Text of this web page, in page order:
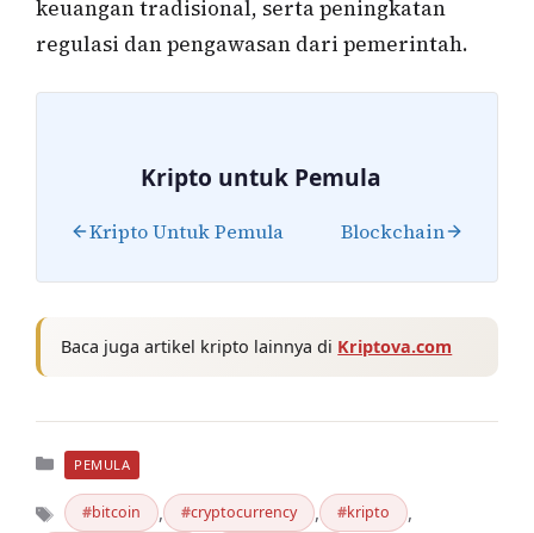
keuangan tradisional, serta peningkatan
regulasi dan pengawasan dari pemerintah.
Kripto untuk Pemula
Kripto Untuk Pemula Blockchain
Baca juga artikel kripto lainnya di Kriptova.com
Kategori
PEMULA
bitcoin , cryptocurrency , kripto ,